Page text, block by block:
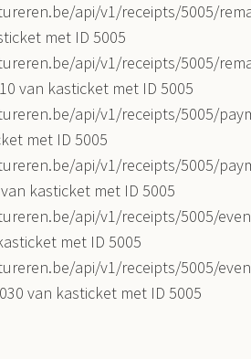
api/v1/receipts/5005/
met ID 5005
api/v1/receipts/5005/
van kasticket met ID 5005
api/v1/receipts/5005/
met ID 5005
api/v1/receipts/5005/
kasticket met ID 5005
api/v1/receipts/5005/
met ID 5005
api/v1/receipts/5005/
van kasticket met ID 5005